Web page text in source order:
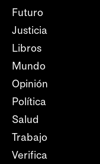
Futuro
Justicia
Libros
Mundo
Opinión
Política
Salud
Trabajo
Verifica